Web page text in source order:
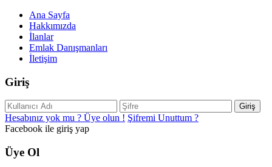
Ana Sayfa
Hakkımızda
İlanlar
Emlak Danışmanları
İletişim
Giriş
Giriş
Hesabınız yok mu ? Üye olun ! Şifremi Unuttum ?
Facebook ile giriş yap
Üye Ol